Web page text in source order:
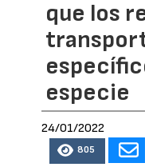
que los
especie
24/01/2022
805